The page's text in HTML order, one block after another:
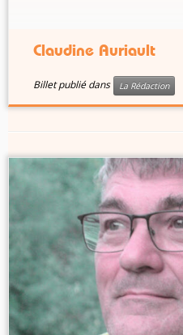
Claudine Auriault
Billet publié dans La Rédaction